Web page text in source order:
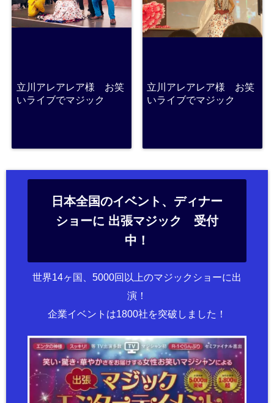
立川アレアレア様 お笑
いライブでマジック
立川アレアレア様 お笑
いライブでマジック
日本全国のイベント、ディナー
ショーに 出張マジック 受付
中！
世界14ヶ国、5000回以上のマジックショーに出
演！
企業イベントは1800社を突破しました！